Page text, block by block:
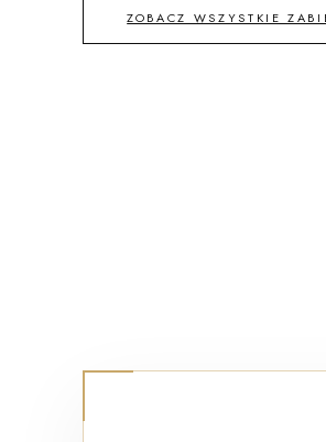
ZOBACZ WSZYSTKIE